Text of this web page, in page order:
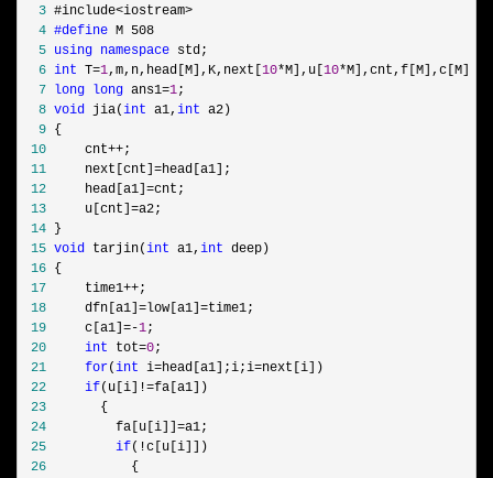
  3
  4
#define
  5
using namespace
  6
int T=1,m,n,head[M],K,next[ 10*M],u[ 10*
  7
long long ans1=1
  8
void jia(int a1, int
  9
10
     cnt++
11
     next[cnt]=
12
     head[a1]=
13
     u[cnt]=
14
15 void tarjin(int a1, int
16
17
     time1++
18
     dfn[a1]=low[a1]=
19
     c[a1]=-
1
20
int tot=0
21
for(int i=head[a1];i;i=
22
if(u[i]!=
23
24
         fa[u[i]]=
25
if(!
26